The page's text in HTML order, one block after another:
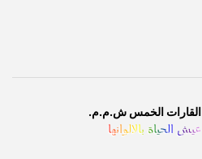
القارات الخمس ش.م.م.
عيش الحياة بالالوانها